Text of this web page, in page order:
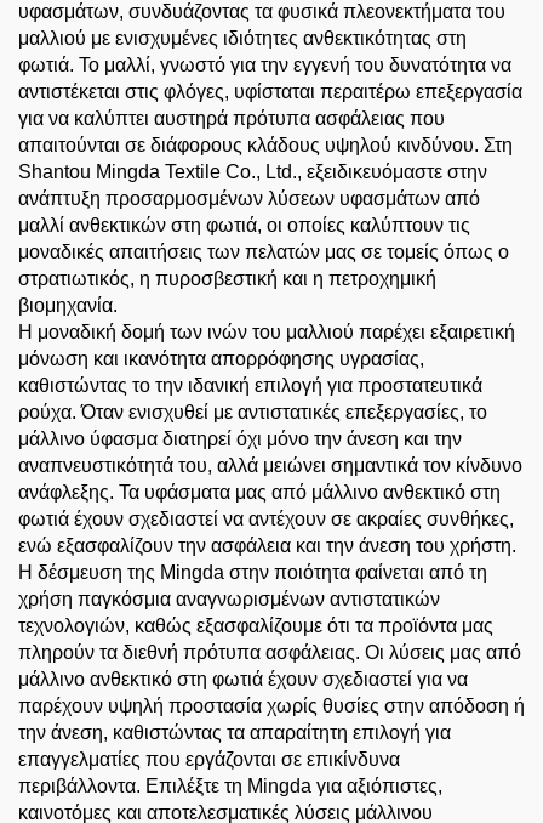
υφασμάτων, συνδυάζοντας τα φυσικά πλεονεκτήματα του
μαλλιού με ενισχυμένες ιδιότητες ανθεκτικότητας στη
φωτιά. Το μαλλί, γνωστό για την εγγενή του δυνατότητα να
αντιστέκεται στις φλόγες, υφίσταται περαιτέρω επεξεργασία
για να καλύπτει αυστηρά πρότυπα ασφάλειας που
απαιτούνται σε διάφορους κλάδους υψηλού κινδύνου. Στη
Shantou Mingda Textile Co., Ltd., εξειδικευόμαστε στην
ανάπτυξη προσαρμοσμένων λύσεων υφασμάτων από
μαλλί ανθεκτικών στη φωτιά, οι οποίες καλύπτουν τις
μοναδικές απαιτήσεις των πελατών μας σε τομείς όπως ο
στρατιωτικός, η πυροσβεστική και η πετροχημική
βιομηχανία.
Η μοναδική δομή των ινών του μαλλιού παρέχει εξαιρετική
μόνωση και ικανότητα απορρόφησης υγρασίας,
καθιστώντας το την ιδανική επιλογή για προστατευτικά
ρούχα. Όταν ενισχυθεί με αντιστατικές επεξεργασίες, το
μάλλινο ύφασμα διατηρεί όχι μόνο την άνεση και την
αναπνευστικότητά του, αλλά μειώνει σημαντικά τον κίνδυνο
ανάφλεξης. Τα υφάσματα μας από μάλλινο ανθεκτικό στη
φωτιά έχουν σχεδιαστεί να αντέχουν σε ακραίες συνθήκες,
ενώ εξασφαλίζουν την ασφάλεια και την άνεση του χρήστη.
Η δέσμευση της Mingda στην ποιότητα φαίνεται από τη
χρήση παγκόσμια αναγνωρισμένων αντιστατικών
τεχνολογιών, καθώς εξασφαλίζουμε ότι τα προϊόντα μας
πληρούν τα διεθνή πρότυπα ασφάλειας. Οι λύσεις μας από
μάλλινο ανθεκτικό στη φωτιά έχουν σχεδιαστεί για να
παρέχουν υψηλή προστασία χωρίς θυσίες στην απόδοση ή
την άνεση, καθιστώντας τα απαραίτητη επιλογή για
επαγγελματίες που εργάζονται σε επικίνδυνα
περιβάλλοντα. Επιλέξτε τη Mingda για αξιόπιστες,
καινοτόμες και αποτελεσματικές λύσεις μάλλινου